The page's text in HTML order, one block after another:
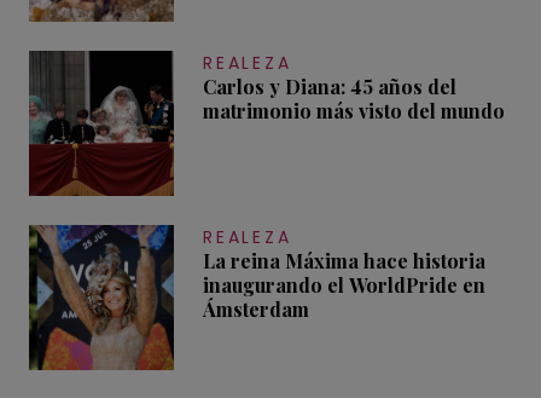
REALEZA
Carlos y Diana: 45 años del
matrimonio más visto del mundo
REALEZA
La reina Máxima hace historia
inaugurando el WorldPride en
Ámsterdam